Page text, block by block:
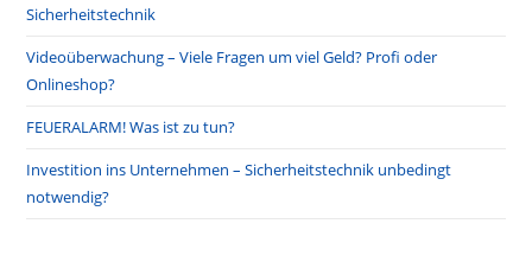
Sicherheitstechnik
Videoüberwachung – Viele Fragen um viel Geld? Profi oder
Onlineshop?
FEUERALARM! Was ist zu tun?
Investition ins Unternehmen – Sicherheitstechnik unbedingt
notwendig?